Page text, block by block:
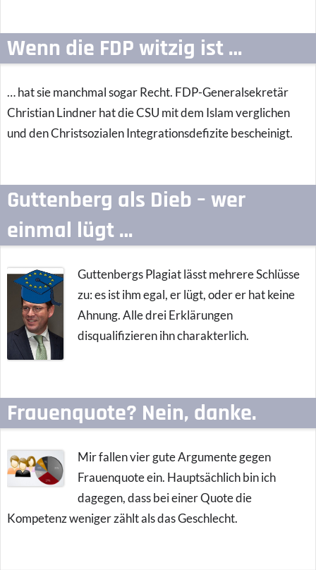
Wenn die FDP witzig ist …
… hat sie manchmal sogar Recht. FDP-Generalsekretär
Christian Lindner hat die CSU mit dem Islam verglichen
und den Christsozialen Integrationsdefizite bescheinigt.
Guttenberg als Dieb – wer
einmal lügt …
Guttenbergs Plagiat lässt mehrere Schlüsse
zu: es ist ihm egal, er lügt, oder er hat keine
Ahnung. Alle drei Erklärungen
disqualifizieren ihn charakterlich.
Frauenquote? Nein, danke.
Mir fallen vier gute Argumente gegen
Frauenquote ein. Hauptsächlich bin ich
dagegen, dass bei einer Quote die
Kompetenz weniger zählt als das Geschlecht.